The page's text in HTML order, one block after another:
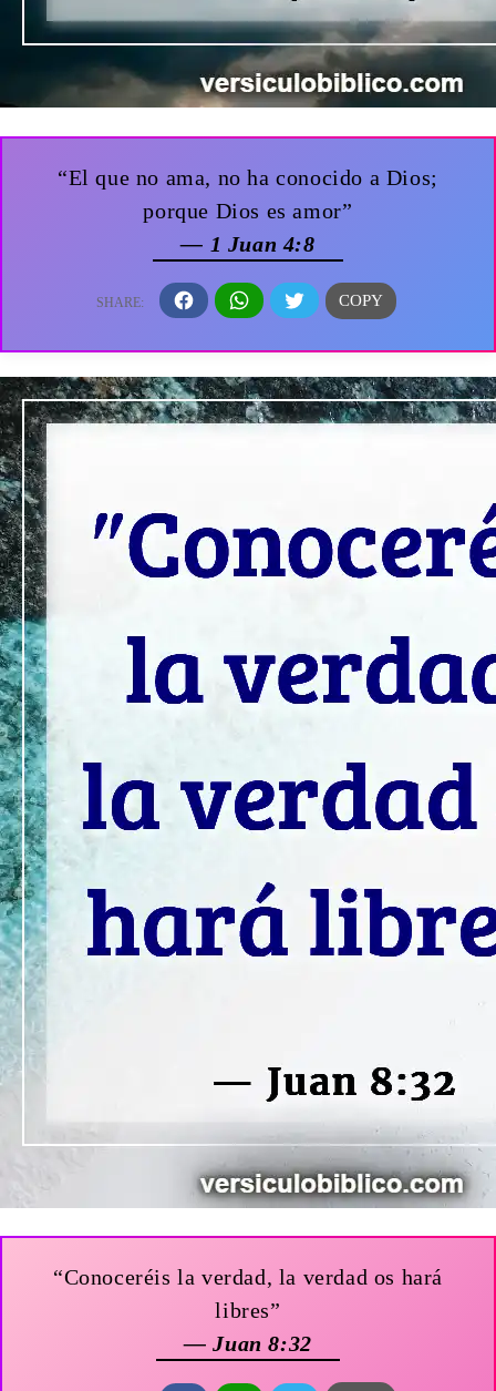
“El que no ama, no ha conocido a Dios;
porque Dios es amor”
— 1 Juan 4:8
“Conoceréis la verdad, la verdad os hará
libres”
— Juan 8:32